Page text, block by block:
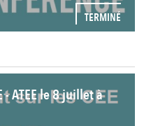
TERMINÉ
- ATEE le 8 juillet à